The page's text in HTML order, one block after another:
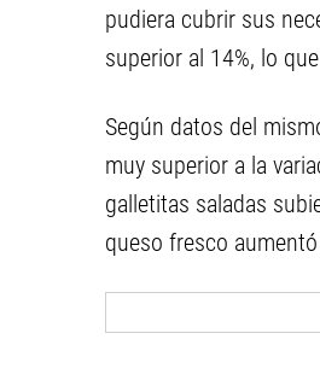
pudiera cubrir sus
superior al 14%, lo
Según datos del
muy superior a la
galletitas saladas
queso fresco